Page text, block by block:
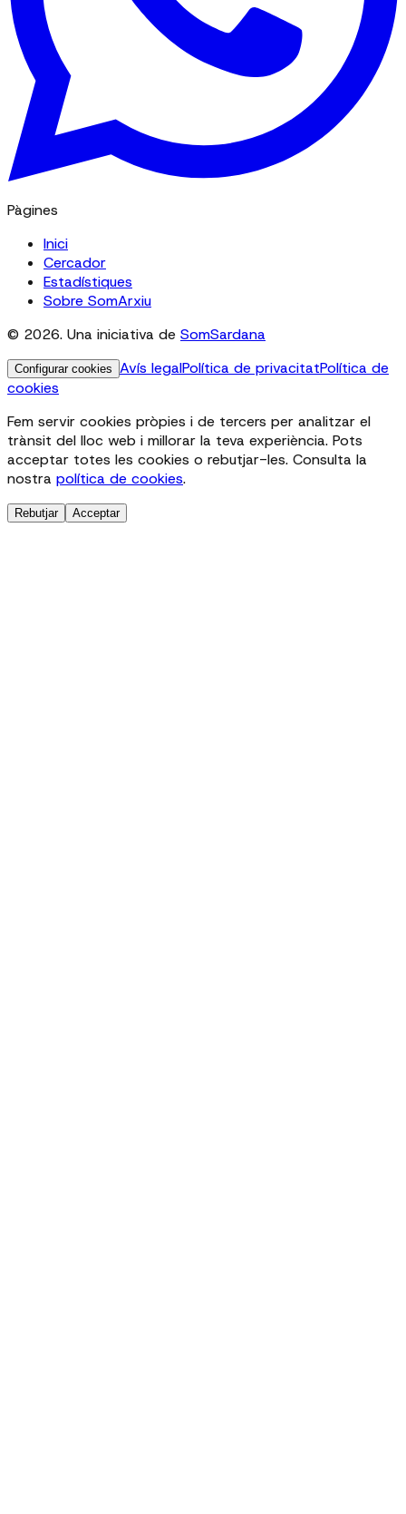
Pàgines
Inici
Cercador
Estadístiques
Sobre SomArxiu
© 2026. Una iniciativa de SomSardana
Configurar cookies Avís legalPolítica de privacitatPolítica de
cookies
Fem servir cookies pròpies i de tercers per analitzar el
trànsit del lloc web i millorar la teva experiència. Pots
acceptar totes les cookies o rebutjar-les. Consulta la
nostra política de cookies.
Rebutjar Acceptar